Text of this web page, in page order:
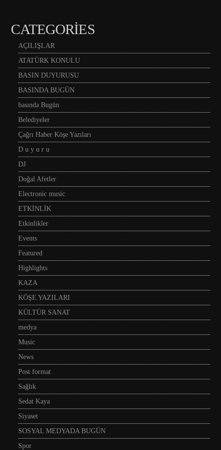
CATEGORIES
AÇILIŞLAR
ATATÜRK KONULU
BASIN DUYURUSU
BASINDA BUGÜN
basında Bugün
Belediyeler
Çağrı Haber Köşe Yazıları
D u y u r u
DJ
Doğal Afetler
Electronic music
ETKİNLİK
Etkinlikler
Events
Featured
Highlights
KAZA
KÖŞE YAZILARI
KÜLTÜR SANAT
medya
Music
News
Post format
Sağlık
Sedat Kaya
Siyaset
SOSYAL MEDYADA BUGÜN
Spor